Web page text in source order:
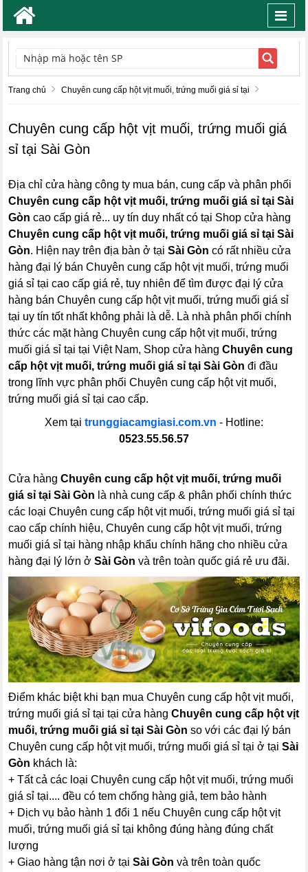
TÌM KIẾM
Trang chủ Chuyên cung cấp hột vịt muối, trứng muối giá sỉ tại
Chuyên cung cấp hột vịt muối, trứng muối giá
sỉ tại Sài Gòn
Địa chỉ cửa hàng công ty mua bán, cung cấp và phân phối
Chuyên cung cấp hột vịt muối, trứng muối giá sỉ tại Sài
Gòn cao cấp giá rẻ... uy tín duy nhất có tại Shop cửa hàng
Chuyên cung cấp hột vịt muối, trứng muối giá sỉ tại Sài
Gòn. Hiện nay trên địa bàn ở tạiSài Gòn có rất nhiều cửa
hàng đại lý bán Chuyên cung cấp hột vịt muối, trứng muối
giá sỉ tại cao cấp giá rẻ, tuy nhiên để tìm được đại lý cửa
hàng bán Chuyên cung cấp hột vịt muối, trứng muối giá sỉ
tại uy tín tốt nhất không phải là dễ. Là nhà phân phối chính
thức các mặt hàng Chuyên cung cấp hột vịt muối, trứng
muối giá sỉ tại tại Việt Nam, Shop cửa hàngChuyên cung
cấp hột vịt muối, trứng muối giá sỉ tại Sài Gòn đi đầu
trong lĩnh vực phân phối Chuyên cung cấp hột vịt muối,
trứng muối giá sỉ tại cao cấp.
Xem tại trunggiacamgiasi.com.vn - Hotline:
0523.55.56.57
Cửa hàngChuyên cung cấp hột vịt muối, trứng muối
giá sỉ tại Sài Gòn là nhà cung cấp & phân phối chính thức
các loại Chuyên cung cấp hột vịt muối, trứng muối giá sỉ tại
cao cấp chính hiệu, Chuyên cung cấp hột vịt muối, trứng
muối giá sỉ tại hàng nhập khẩu chính hãng cho nhiều cửa
hàng đại lý lớn ởSài Gòn và trên toàn quốc giá rẻ ưu đãi.
Điểm khác biệt khi bạn mua Chuyên cung cấp hột vịt muối,
trứng muối giá sỉ tại tại cửa hàngChuyên cung cấp hột vịt
muối, trứng muối giá sỉ tại Sài Gòn so với các đại lý bán
Chuyên cung cấp hột vịt muối, trứng muối giá sỉ tại ở tạiSài
Gòn khách là:
+ Tất cả các loại Chuyên cung cấp hột vịt muối, trứng muối
giá sỉ tại.... đều có tem chống hàng giả, tem bảo hành
+ Dịch vụ bảo hành 1 đổi 1 nếu Chuyên cung cấp hột vịt
muối, trứng muối giá sỉ tại không đúng hàng đúng chất
lượng
+ Giao hàng tận nơi ở tạiSài Gòn và trên toàn quốc